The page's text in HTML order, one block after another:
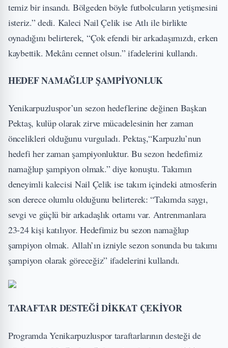
temiz bir insandı. Bölgeden böyle futbolcuların yetişmesini
isteriz.” dedi. Kaleci Nail Çelik ise Atlı ile birlikte
oynadığını belirterek, “Çok efendi bir arkadaşımızdı, erken
kaybettik. Mekânı cennet olsun.” ifadelerini kullandı.
HEDEF NAMAĞLUP ŞAMPİYONLUK
Yenikarpuzluspor’un sezon hedeflerine değinen Başkan
Pektaş, kulüp olarak zirve mücadelesinin her zaman
öncelikleri olduğunu vurguladı. Pektaş,“Karpuzlu’nun
hedefi her zaman şampiyonluktur. Bu sezon hedefimiz
namağlup şampiyon olmak.” diye konuştu. Takımın
deneyimli kalecisi Nail Çelik ise takım içindeki atmosferin
son derece olumlu olduğunu belirterek: “Takımda saygı,
sevgi ve güçlü bir arkadaşlık ortamı var. Antrenmanlara
23-24 kişi katılıyor. Hedefimiz bu sezon namağlup
şampiyon olmak. Allah’ın izniyle sezon sonunda bu takımı
şampiyon olarak göreceğiz” ifadelerini kullandı.
TARAFTAR DESTEĞİ DİKKAT ÇEKİYOR
Programda Yenikarpuzluspor taraftarlarının desteği de